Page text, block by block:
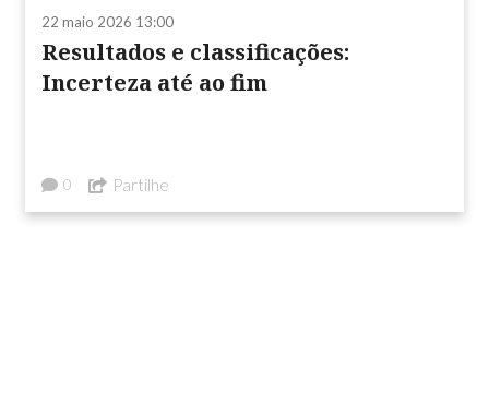
22 maio 2026 13:00
Resultados e classificações:
Incerteza até ao fim
0 Partilhe